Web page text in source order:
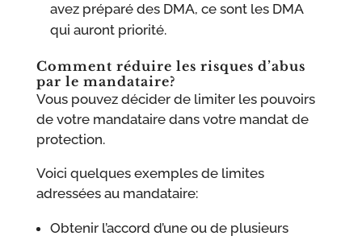
avez préparé des DMA, ce sont les DMA
qui auront priorité.
Comment réduire les risques d’abus
par le mandataire?
Vous pouvez décider de limiter les pouvoirs
de votre mandataire dans votre mandat de
protection.
Voici quelques exemples de limites
adressées au mandataire:
Obtenir l’accord d’une ou de plusieurs